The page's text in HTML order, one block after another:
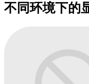
不同环境下的